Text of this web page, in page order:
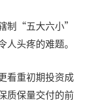
制“五大六小”
头疼的难题。
看重初期投资成
质保量交付的前